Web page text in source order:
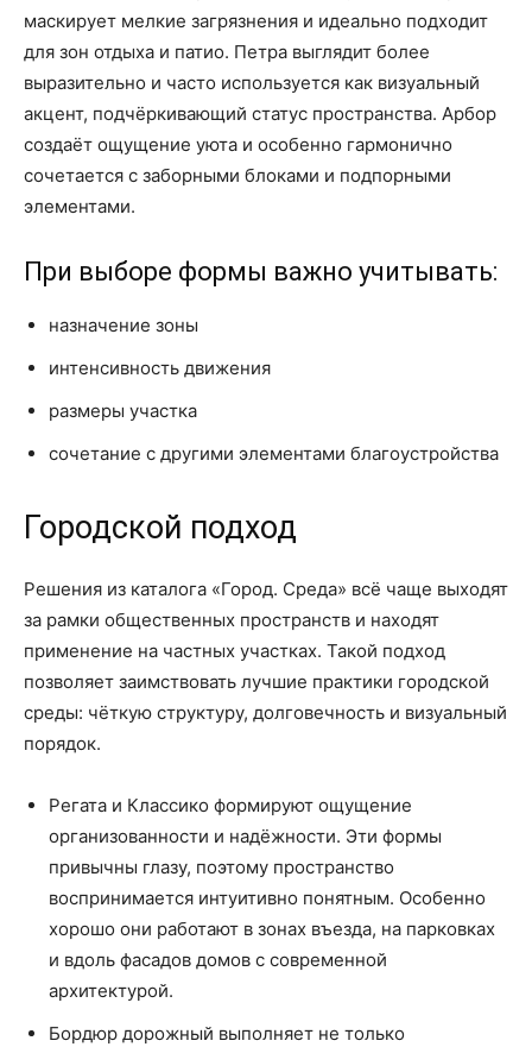
маскирует мелкие загрязнения и идеально подходит
для зон отдыха и патио. Петра выглядит более
выразительно и часто используется как визуальный
акцент, подчёркивающий статус пространства. Арбор
создаёт ощущение уюта и особенно гармонично
сочетается с заборными блоками и подпорными
элементами.
При выборе формы важно учитывать:
назначение зоны
интенсивность движения
размеры участка
сочетание с другими элементами благоустройства
Городской подход
Решения из каталога «Город. Среда» всё чаще выходят
за рамки общественных пространств и находят
применение на частных участках. Такой подход
позволяет заимствовать лучшие практики городской
среды: чёткую структуру, долговечность и визуальный
порядок.
Регата и Классико формируют ощущение
организованности и надёжности. Эти формы
привычны глазу, поэтому пространство
воспринимается интуитивно понятным. Особенно
хорошо они работают в зонах въезда, на парковках
и вдоль фасадов домов с современной
архитектурой.
Бордюр дорожный выполняет не только